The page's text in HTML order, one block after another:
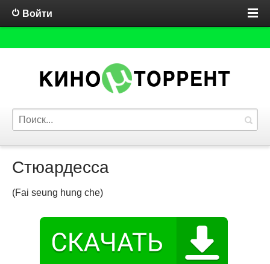
Войти
Стюардесса
(Fai seung hung che)